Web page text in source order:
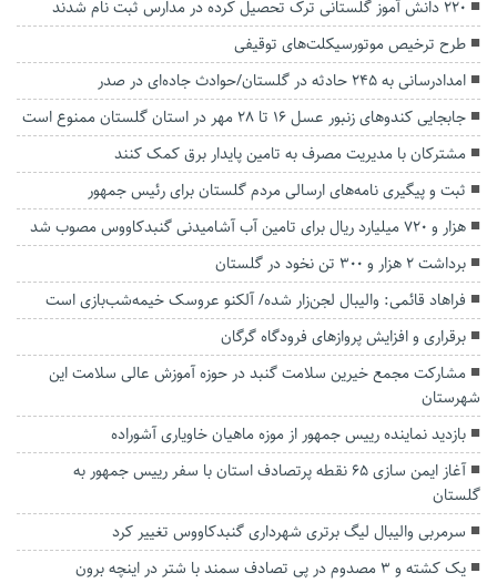
۲۲۰ دانش آموز گلستانی ترک تحصیل کرده در مدارس ثبت نام شدند
طرح ترخیص موتورسیکلت‌های توقیفی
امدادرسانی به ۲۴۵ حادثه در گلستان/حوادث جاده‌ای در صدر
جابجایی کندو‌های زنبور عسل ۱۶ تا ۲۸ مهر در استان گلستان ممنوع است
مشترکان با مدیریت مصرف به تامین پایدار برق کمک کنند
ثبت و پیگیری نامه‌های ارسالی مردم گلستان برای رئیس جمهور
هزار و ۷۲۰ میلیارد ریال برای تامین آب آشامیدنی گنبدکاووس مصوب شد
برداشت ۲ هزار و ۳۰۰ تن نخود در گلستان
فراهاد قائمی: والیبال لجن‌زار شده/ آلکنو عروسک خیمه‌شب‌بازی است
برقراری و افزایش پرواز‌های فرودگاه گرگان
مشارکت مجمع خیرین سلامت گنبد در حوزه آموزش عالی سلامت این
شهرستان
بازدید نماینده رییس جمهور از موزه ماهیان خاویاری آشوراده
آغاز ایمن سازی ۶۵ نقطه پرتصادف استان با سفر رییس جمهور به
گلستان
سرمربی والیبال لیگ برتری شهرداری گنبدکاووس تغییر کرد
یک کشته و ۳ مصدوم در پی تصادف سمند با شتر در اینچه برون